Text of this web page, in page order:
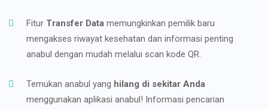
Fitur Transfer Data memungkinkan pemilik baru
mengakses riwayat kesehatan dan informasi penting
anabul dengan mudah melalui scan kode QR.
Temukan anabul yang hilang di sekitar Anda
menggunakan aplikasi anabul! Informasi pencarian